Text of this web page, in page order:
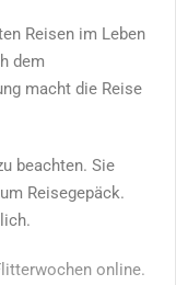
Reisen im Leben
dem
macht die Reise
beachten. Sie
Reisegepäck.
online.